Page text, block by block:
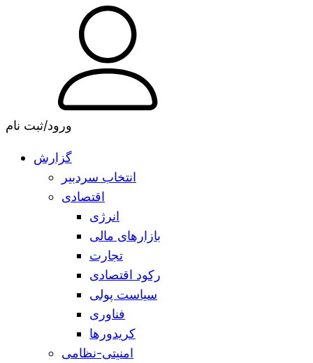
ورود/ثبت نام
گزارش
انتخاب سردبیر
اقتصادی
انرژی
بازارهای مالی
تجارت
رکود اقتصادی
سیاست پولی
فناوری
کریدورها
امنیتی-نظامی